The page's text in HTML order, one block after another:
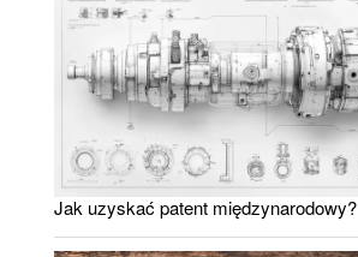
Jak uzyskać patent międzynarodowy?